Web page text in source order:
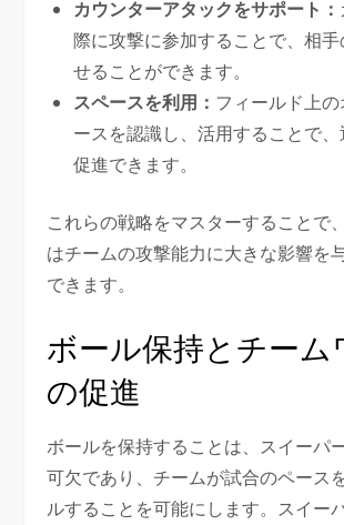
カウンターアタックをサポート：
際に攻撃に参加することで、相
せることができます。
スペースを利用： フィールド上
ースを認識し、活用することで
促進できます。
これらの戦略をマスターすることで
はチームの攻撃能力に大きな影響を
できます。
ボール保持とチーム
の促進
ボールを保持することは、スイーパ
可欠であり、チームが試合のペース
ルすることを可能にします。スイー